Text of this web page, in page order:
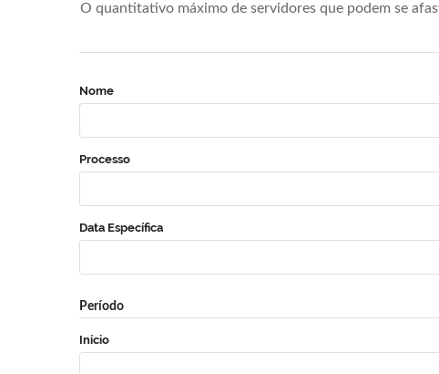
O quantitativo máximo de servidores que podem se
Nome
Processo
Data Específica
Período
Início